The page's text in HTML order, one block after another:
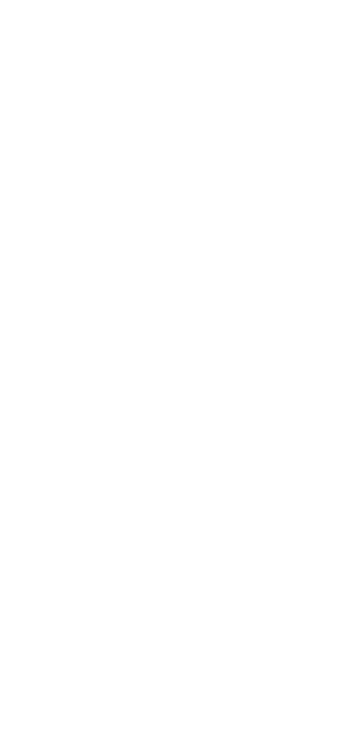
Strojno učenje
športnih napovedih
graditi verjetnostne
kakovostne podatke,
tudi napoved videti
Zato je pri stavah
model v danem
Kdaj podatki
Napovedni model
ni zaprt laboratorij,
dobro statistiko,
Zato je koristno
dovolj pogledati
dobili nosilci igre,